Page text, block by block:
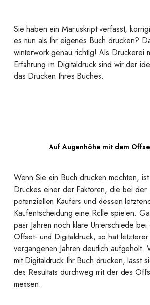
Sie haben ein Manuskript verfasst,
es nun als Ihr eigenes Buch drucken?
winterwork genau richtig! Als Druckerei
Erfahrung im Digitaldruck sind wir der
das Drucken Ihres Buches.
Auf Augenhöhe mit dem
Wenn Sie ein Buch drucken möchten,
Druckes einer der Faktoren, die bei der
potenziellen Käufers und dessen
Kaufentscheidung eine Rolle spielen.
paar Jahren noch klare Unterschiede
Offset- und Digitaldruck, so hat
vergangenen Jahren deutlich aufgeholt.
mit Digitaldruck Ihr Buch drucken, lässt
des Resultats durchweg mit der des
messen.